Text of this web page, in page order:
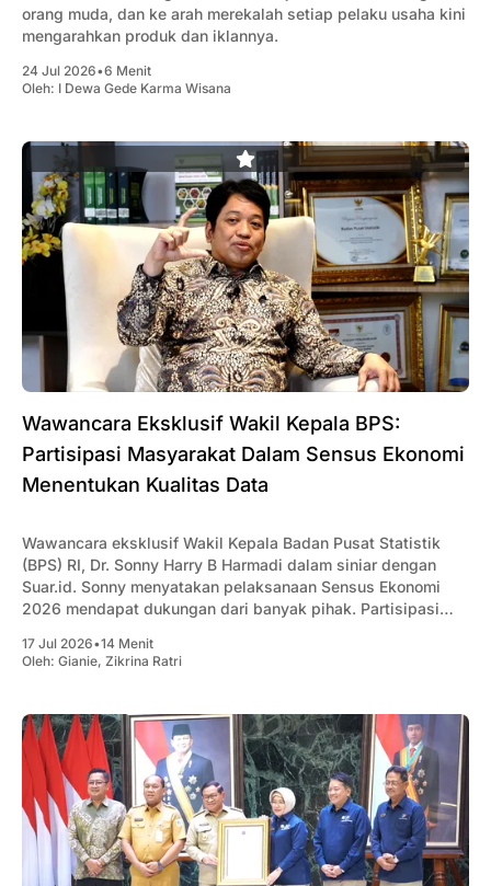
orang muda, dan ke arah merekalah setiap pelaku usaha kini
mengarahkan produk dan iklannya.
24 Jul 2026•6 Menit
Oleh: I Dewa Gede Karma Wisana
Wawancara Eksklusif Wakil Kepala BPS:
Partisipasi Masyarakat Dalam Sensus Ekonomi
Menentukan Kualitas Data
Wawancara eksklusif Wakil Kepala Badan Pusat Statistik
(BPS) RI, Dr. Sonny Harry B Harmadi dalam siniar dengan
Suar.id. Sonny menyatakan pelaksanaan Sensus Ekonomi
2026 mendapat dukungan dari banyak pihak. Partisipasi
pengambilan kebijakan.
17 Jul 2026•14 Menit
Oleh: Gianie, Zikrina Ratri